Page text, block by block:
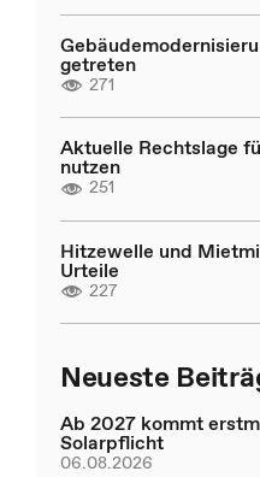
getreten
271
Aktuelle Rechtslage
nutzen
251
Hitzewelle und
Urteile
227
Neueste
Ab 2027 kommt
Solarpflicht
06.08.2026